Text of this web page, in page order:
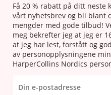
Få 20 % rabatt på ditt neste
vårt nyhetsbrev og bli blant
mengder med gode tilbud!
meg bekrefter jeg at jeg er
at jeg har lest, forstått og
av personopplysningene
HarperCollins Nordics